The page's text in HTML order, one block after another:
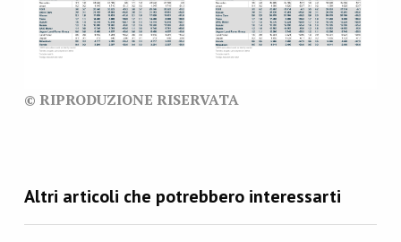
© RIPRODUZIONE RISERVATA